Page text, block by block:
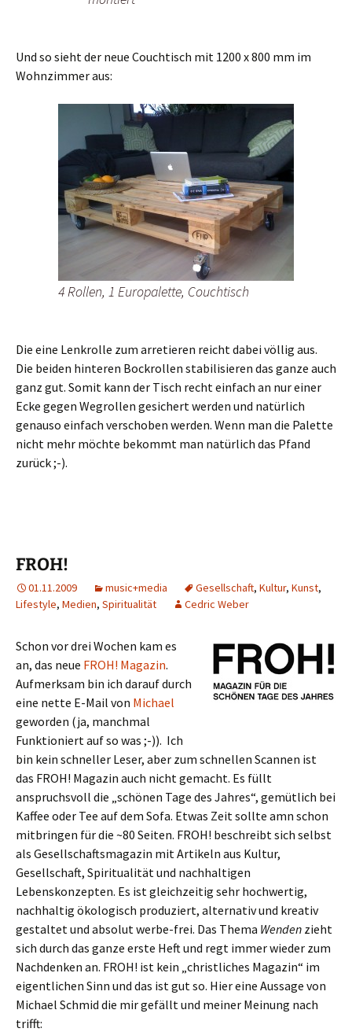
Und so sieht der neue Couchtisch mit 1200 x 800 mm im
Wohnzimmer aus:
4 Rollen, 1 Europalette, Couchtisch
Die eine Lenkrolle zum arretieren reicht dabei völlig aus.
Die beiden hinteren Bockrollen stabilisieren das ganze auch
ganz gut. Somit kann der Tisch recht einfach an nur einer
Ecke gegen Wegrollen gesichert werden und natürlich
genauso einfach verschoben werden. Wenn man die Palette
nicht mehr möchte bekommt man natürlich das Pfand
zurück ;-).
FROH!
01.11.2009 music+media Gesellschaft, Kultur, Kunst,
Lifestyle, Medien, Spiritualität Cedric Weber
Schon vor drei Wochen kam es
an, das neue FROH! Magazin.
Aufmerksam bin ich darauf durch
eine nette E-Mail von Michael
geworden (ja, manchmal
Funktioniert auf so was ;-)). Ich
bin kein schneller Leser, aber zum schnellen Scannen ist
das FROH! Magazin auch nicht gemacht. Es füllt
anspruchsvoll die „schönen Tage des Jahres“, gemütlich bei
Kaffee oder Tee auf dem Sofa. Etwas Zeit sollte amn schon
mitbringen für die ~80 Seiten. FROH! beschreibt sich selbst
als Gesellschaftsmagazin mit Artikeln aus Kultur,
Gesellschaft, Spiritualität und nachhaltigen
Lebenskonzepten. Es ist gleichzeitig sehr hochwertig,
nachhaltig ökologisch produziert, alternativ und kreativ
gestaltet und absolut werbe-frei. Das Thema Wenden zieht
sich durch das ganze erste Heft und regt immer wieder zum
Nachdenken an. FROH! ist kein „christliches Magazin“ im
eigentlichen Sinn und das ist gut so. Hier eine Aussage von
Michael Schmid die mir gefällt und meiner Meinung nach
trifft: